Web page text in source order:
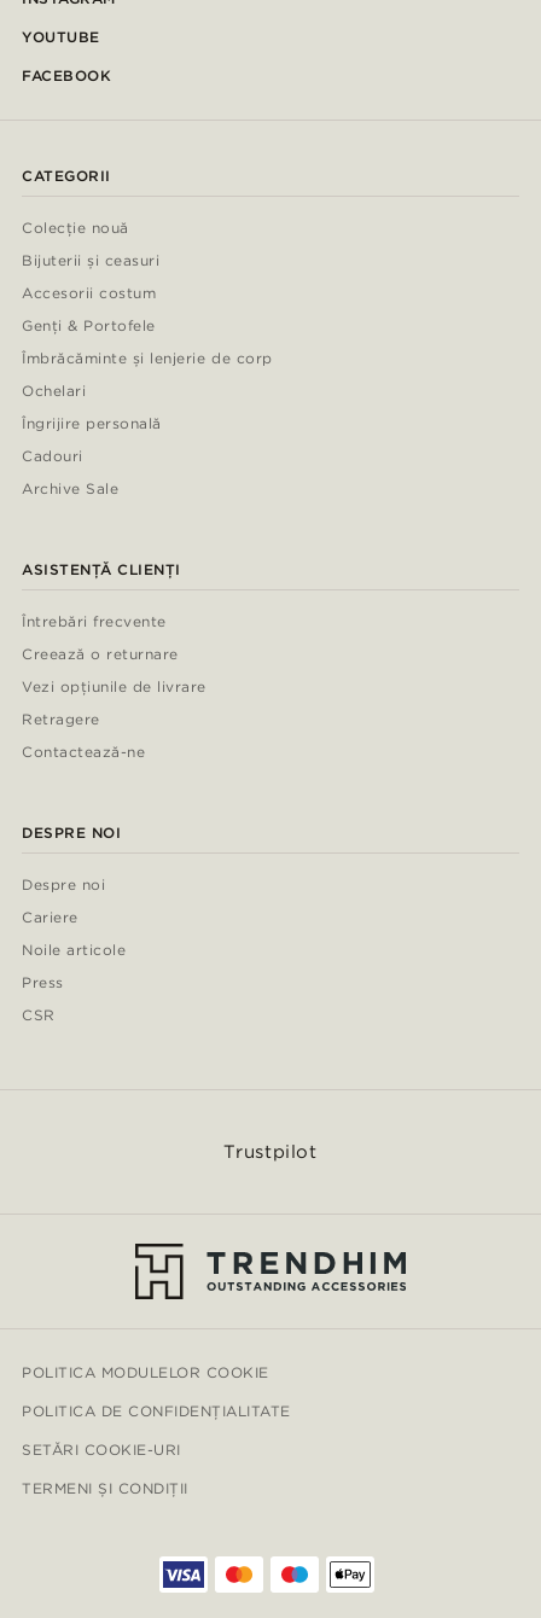
YOUTUBE
FACEBOOK
CATEGORII
Colecție nouă
Bijuterii și ceasuri
Accesorii costum
Genți & Portofele
Îmbrăcăminte și lenjerie de corp
Ochelari
Îngrijire personală
Cadouri
Archive Sale
ASISTENȚĂ CLIENȚI
Întrebări frecvente
Creează o returnare
Vezi opțiunile de livrare
Retragere
Contactează-ne
DESPRE NOI
Despre noi
Cariere
Noile articole
Press
CSR
Trustpilot
POLITICA MODULELOR COOKIE
POLITICA DE CONFIDENȚIALITATE
SETĂRI COOKIE-URI
TERMENI ȘI CONDIȚII